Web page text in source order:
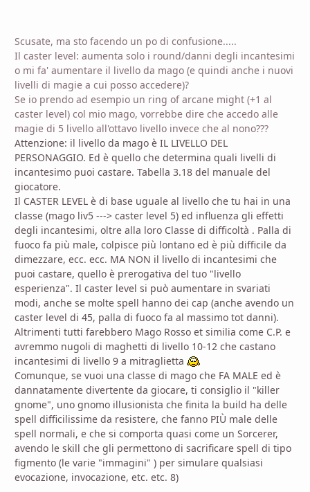
Scusate, ma sto facendo un po di confusione.....
Il caster level: aumenta solo i round/danni degli incantesimi
o mi fa' aumentare il livello da mago (e quindi anche i nuovi
livelli di magie a cui posso accedere)?
Se io prendo ad esempio un ring of arcane might (+1 al
caster level) col mio mago, vorrebbe dire che accedo alle
magie di 5 livello all'ottavo livello invece che al nono???
Attenzione: il livello da mago è IL LIVELLO DEL
PERSONAGGIO. Ed è quello che determina quali livelli di
incantesimo puoi castare. Tabella 3.18 del manuale del
giocatore.
Il CASTER LEVEL è di base uguale al livello che tu hai in una
classe (mago liv5 ---> caster level 5) ed influenza gli effetti
degli incantesimi, oltre alla loro Classe di difficoltà . Palla di
fuoco fa più male, colpisce più lontano ed è più difficile da
dimezzare, ecc. ecc. MA NON il livello di incantesimi che
puoi castare, quello è prerogativa del tuo "livello
esperienza". Il caster level si può aumentare in svariati
modi, anche se molte spell hanno dei cap (anche avendo un
caster level di 45, palla di fuoco fa al massimo tot danni).
Altrimenti tutti farebbero Mago Rosso et similia come C.P. e
avremmo nugoli di maghetti di livello 10-12 che castano
incantesimi di livello 9 a mitraglietta
Comunque, se vuoi una classe di mago che FA MALE ed è
dannatamente divertente da giocare, ti consiglio il "killer
gnome", uno gnomo illusionista che finita la build ha delle
spell difficilissime da resistere, che fanno PIÙ male delle
spell normali, e che si comporta quasi come un Sorcerer,
avendo le skill che gli permettono di sacrificare spell di tipo
figmento (le varie "immagini" ) per simulare qualsiasi
evocazione, invocazione, etc. etc. 8)